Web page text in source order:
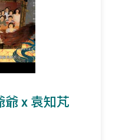
爺 x 袁知芃